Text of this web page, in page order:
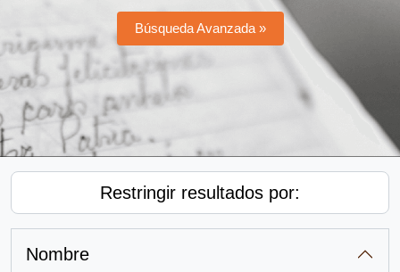
Búsqueda Avanzada »
Restringir resultados por:
Nombre